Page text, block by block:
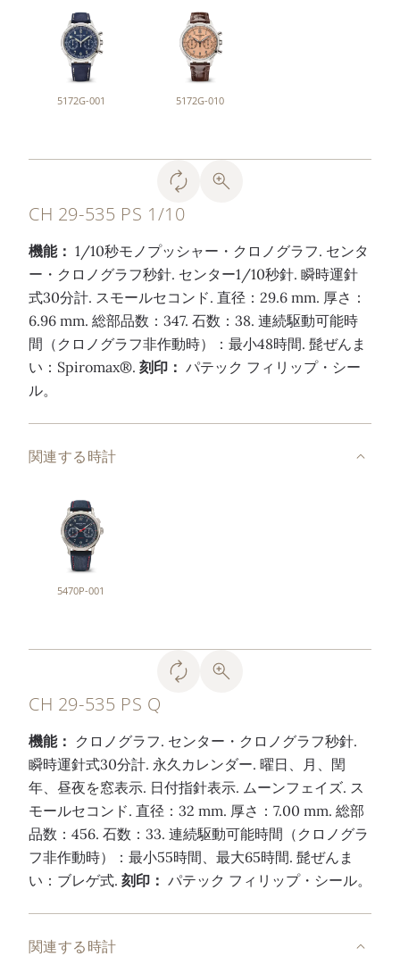
5172G-001 5172G-010
CH 29-535 PS 1/10
機能： 1/10秒モノプッシャー・クロノグラフ. センタ
ー・クロノグラフ秒針. センター1/10秒針. 瞬時運針
式30分計. スモールセコンド. 直径：29.6 mm. 厚さ：
6.96 mm. 総部品数：347. 石数：38. 連続駆動可能時
間（クロノグラフ非作動時）：最小48時間. 髭ぜんま
い：Spiromax®. 刻印： パテック フィリップ・シー
ル。
関連する時計
5470P-001
CH 29-535 PS Q
機能： クロノグラフ. センター・クロノグラフ秒針.
瞬時運針式30分計. 永久カレンダー. 曜日、月、閏
年、昼夜を窓表示. 日付指針表示. ムーンフェイズ. ス
モールセコンド. 直径：32 mm. 厚さ：7.00 mm. 総部
品数：456. 石数：33. 連続駆動可能時間（クロノグラ
フ非作動時）：最小55時間、最大65時間. 髭ぜんま
い：ブレゲ式. 刻印： パテック フィリップ・シール。
関連する時計